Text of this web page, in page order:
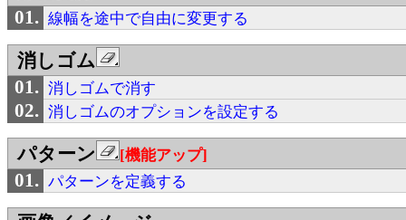
線幅を途中で自由に変更する
消しゴム
消しゴムで消す
消しゴムのオプションを設定する
パターン [機能アップ]
パターンを定義する